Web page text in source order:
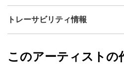
ミクストメディア
カラー
赤
water is wide」という歌の世界を
の奏でる素敵な音色が想像力を掻き
けれど、どこか日本の心根を呼び起
黒須俊一郎
フォローする
トレーサビリティ情報
黒須俊一郎
このアーティストの